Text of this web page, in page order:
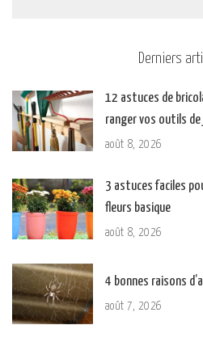
Derniers
12 astuces de
ranger vos outils de
août 8, 2026
3 astuces faciles
fleurs basique
août 8, 2026
4 bonnes raisons
août 7, 2026